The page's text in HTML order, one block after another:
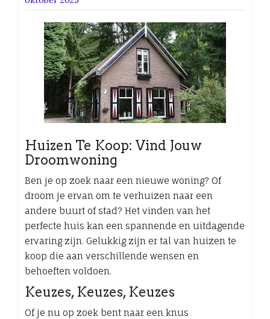
Huizen Te Koop: Vind Jouw
Droomwoning
Ben je op zoek naar een nieuwe woning? Of
droom je ervan om te verhuizen naar een
andere buurt of stad? Het vinden van het
perfecte huis kan een spannende en uitdagende
ervaring zijn. Gelukkig zijn er tal van huizen te
koop die aan verschillende wensen en
behoeften voldoen.
Keuzes, Keuzes, Keuzes
Of je nu op zoek bent naar een knus